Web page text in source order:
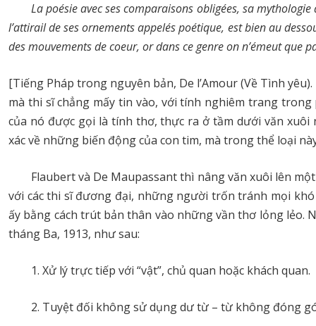
La poésie avec ses comparaisons obligées, sa
l’attirail de ses ornements appelés poétique, est bien au
des mouvements de coeur, or dans ce genre on n’émeut que
[Tiếng Pháp trong nguyên bản, De l’Amour (Về Tình
mà thi sĩ chẳng mấy tin vào, với tính nghiêm trang
của nó được gọi là tính thơ, thực ra ở tầm dưới văn
xác về những biến động của con tim, mà trong thể loại
Flaubert và De Maupassant thì nâng văn xuôi lên
với các thi sĩ đương đại, những người trốn tránh mọi
ấy bằng cách trút bản thân vào những vần thơ lỏng lẻo.
tháng Ba, 1913, như sau:
1. Xử lý trực tiếp với “vật”, chủ quan hoặc khách quan.
2. Tuyệt đối không sử dụng dư từ – từ không đóng